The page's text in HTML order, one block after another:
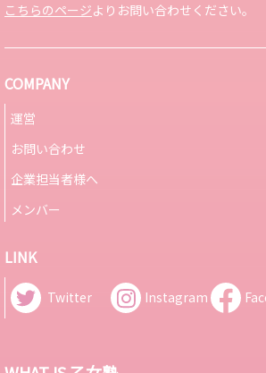
こちらのページよりお問い合わせください。
COMPANY
運営
お問い合わせ
企業担当者様へ
メンバー
LINK
Twitter Instagram